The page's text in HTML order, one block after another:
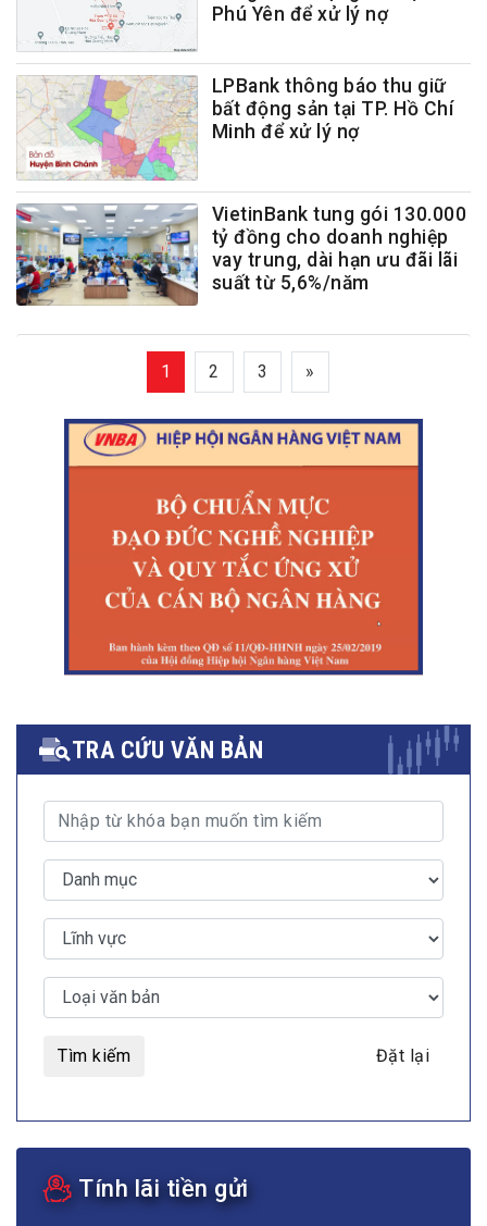
Phú Yên để xử lý nợ
LPBank thông báo thu giữ
bất động sản tại TP. Hồ Chí
Minh để xử lý nợ
VietinBank tung gói 130.000
tỷ đồng cho doanh nghiệp
vay trung, dài hạn ưu đãi lãi
suất từ 5,6%/năm
1 2 3 »
TRA CỨU VĂN BẢN
Tìm kiếm Đặt lại
Tính lãi tiền gửi